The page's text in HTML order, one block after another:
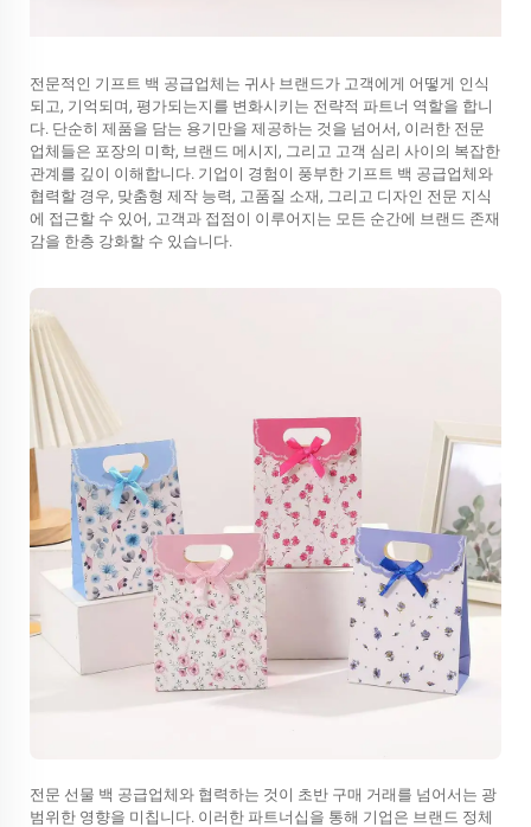
전문적인 기프트 백 공급업체는 귀사 브랜드가 고객에게 어떻게 인식
되고, 기억되며, 평가되는지를 변화시키는 전략적 파트너 역할을 합니
다. 단순히 제품을 담는 용기만을 제공하는 것을 넘어서, 이러한 전문
업체들은 포장의 미학, 브랜드 메시지, 그리고 고객 심리 사이의 복잡한
관계를 깊이 이해합니다. 기업이 경험이 풍부한 기프트 백 공급업체와
협력할 경우, 맞춤형 제작 능력, 고품질 소재, 그리고 디자인 전문 지식
에 접근할 수 있어, 고객과 접점이 이루어지는 모든 순간에 브랜드 존재
감을 한층 강화할 수 있습니다.
전문 선물 백 공급업체와 협력하는 것이 초반 구매 거래를 넘어서는 광
범위한 영향을 미칩니다. 이러한 파트너십을 통해 기업은 브랜드 정체